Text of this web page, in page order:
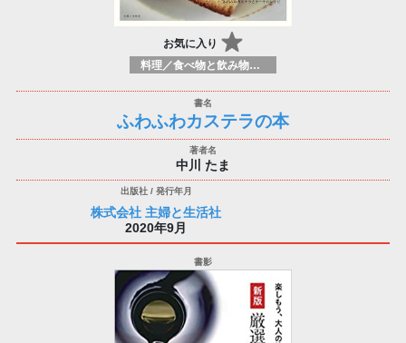
お気に入り
料理／食べ物と飲み物／食に関する記述
ふわふわカステラの本
中川 たま
株式会社 主婦と生活社
2020年9月